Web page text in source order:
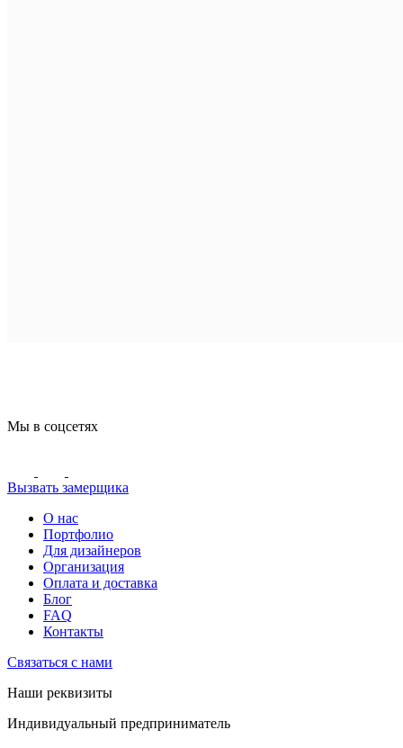
Мы в соцсетях
Вызвать замерщика
О нас
Портфолио
Для дизайнеров
Организация
Оплата и доставка
Блог
FAQ
Контакты
Связаться с нами
Наши реквизиты
Индивидуальный предприниматель